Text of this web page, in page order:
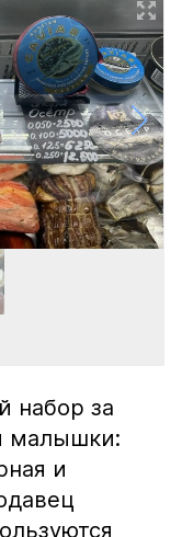
набор за
малышки:
и